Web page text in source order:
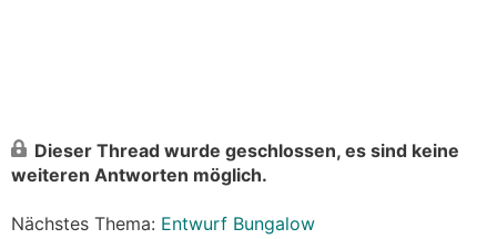
Dieser Thread wurde geschlossen, es sind keine
weiteren Antworten möglich.
Nächstes Thema: Entwurf Bungalow